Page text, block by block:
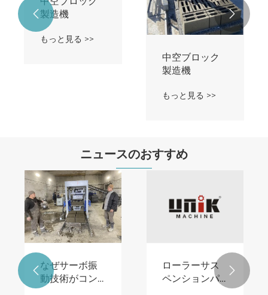
製造機
もっと見る >>
中空ブロック
製造機
もっと見る >>
 
ニュースのおすすめ
なぜサーボ振
動技術がコン
クリートブロ
ローラーサス
ペンションパ
 